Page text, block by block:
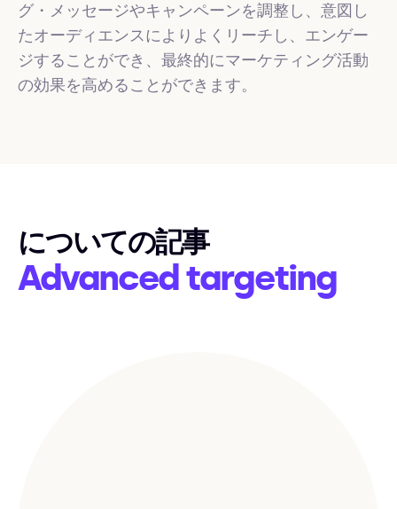
グ・メッセージやキャンペーンを調整し、意図し
たオーディエンスによりよくリーチし、エンゲー
ジすることができ、最終的にマーケティング活動
の効果を高めることができます。
についての記事
Advanced targeting